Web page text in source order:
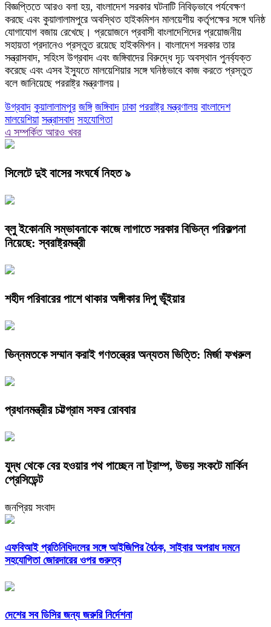
বিজ্ঞপ্তিতে আরও বলা হয়, বাংলাদেশ সরকার ঘটনাটি নিবিড়ভাবে পর্যবেক্ষণ
করছে এবং কুয়ালালামপুরে অবস্থিত হাইকমিশন মালয়েশীয় কর্তৃপক্ষের সঙ্গে ঘনিষ্ঠ
যোগাযোগ বজায় রেখেছে। প্রয়োজনে প্রবাসী বাংলাদেশিদের প্রয়োজনীয়
সহায়তা প্রদানেও প্রস্তুত রয়েছে হাইকমিশন। বাংলাদেশ সরকার তার
সন্ত্রাসবাদ, সহিংস উগ্রবাদ এবং জঙ্গিবাদের বিরুদ্ধে দৃঢ় অবস্থান পুনর্ব্যক্ত
করেছে এবং এসব ইস্যুতে মালয়েশিয়ার সঙ্গে ঘনিষ্ঠভাবে কাজ করতে প্রস্তুত
বলে জানিয়েছে পররাষ্ট্র মন্ত্রণালয়।
উগ্রবাদ কুয়ালালামপুর জঙ্গি জঙ্গিবাদ ঢাকা পররাষ্ট্র মন্ত্রণালয় বাংলাদেশ
মালয়েশিয়া সন্ত্রাসবাদ সহযোগিতা
এ সম্পর্কিত আরও খবর
সিলেটে দুই বাসের সংঘর্ষে নিহত ৯
ব্লু ইকোনমি সম্ভাবনাকে কাজে লাগাতে সরকার বিভিন্ন পরিকল্পনা
নিয়েছে: স্বরাষ্ট্রমন্ত্রী
শহীদ পরিবারের পাশে থাকার অঙ্গীকার দিপু ভূঁইয়ার
ভিন্নমতকে সম্মান করাই গণতন্ত্রের অন্যতম ভিত্তি: মির্জা ফখরুল
প্রধানমন্ত্রীর চট্টগ্রাম সফর রোববার
যুদ্ধ থেকে বের হওয়ার পথ পাচ্ছেন না ট্রাম্প, উভয় সংকটে মার্কিন
প্রেসিডেন্ট
জনপ্রিয় সংবাদ
এফবিআই প্রতিনিধিদলের সঙ্গে আইজিপির বৈঠক, সাইবার অপরাধ দমনে
সহযোগিতা জোরদারের ওপর গুরুত্ব
দেশের সব ডিসির জন্য জরুরি নির্দেশনা